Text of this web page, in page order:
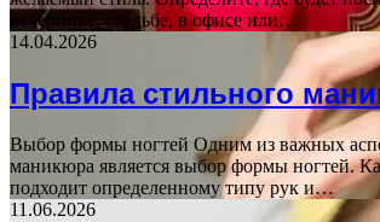
вечеринке, свадьбе, в офисе или…
14.04.2026
Правила стильного
Выбор формы ногтей Одним из важных
маникюра является выбор формы ногтей.
подходит определенному типу рук и…
11.06.2026